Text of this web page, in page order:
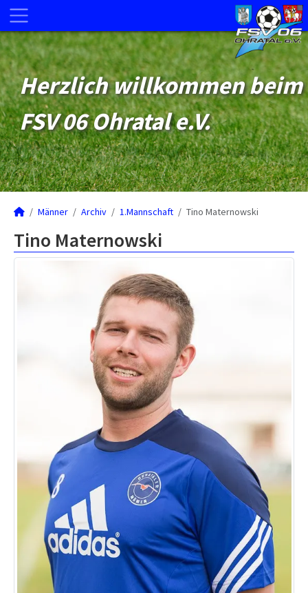
Herzlich willkommen beim
FSV 06 Ohratal e.V.
Männer Archiv 1.Mannschaft Tino Maternowski
Tino Maternowski